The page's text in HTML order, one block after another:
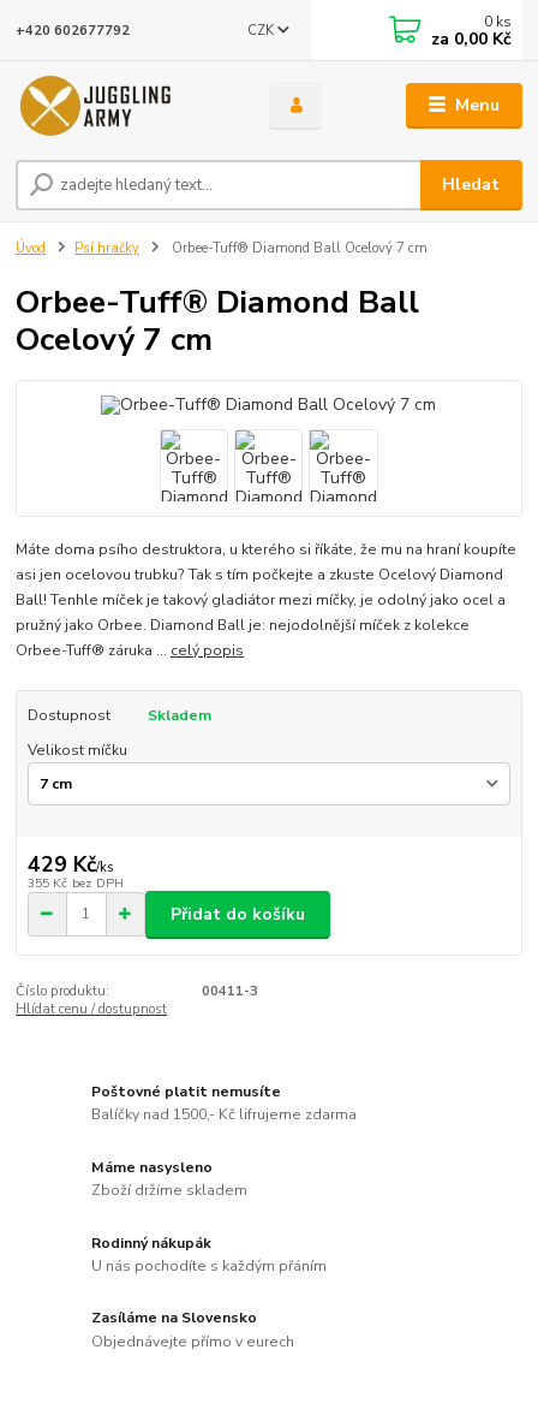
Menu
CZK
Hledat
+420 602677792 0 ks
za 0,00 Kč
Úvod Psí hračky Orbee-Tuff® Diamond Ball Ocelový 7 cm
Orbee-Tuff® Diamond Ball
Ocelový 7 cm
Máte doma psího destruktora, u kterého si říkáte, že mu na hraní koupíte
asi jen ocelovou trubku? Tak s tím počkejte a zkuste Ocelový Diamond
Ball! Tenhle míček je takový gladiátor mezi míčky, je odolný jako ocel a
pružný jako Orbee. Diamond Ball je: nejodolnější míček z kolekce
Orbee-Tuff® záruka ... celý popis
Dostupnost
Skladem
Velikost míčku
429 Kč/ks
355 Kč bez DPH
Přidat do košíku
Číslo produktu:
00411-3
Hlídat cenu / dostupnost
Poštovné platit nemusíte
Balíčky nad 1500,- Kč lifrujeme zdarma
Máme nasysleno
Zboží držíme skladem
Rodinný nákupák
U nás pochodíte s každým přáním
Zasíláme na Slovensko
Objednávejte přímo v eurech